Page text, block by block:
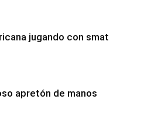
jugando con smat
apretón de manos